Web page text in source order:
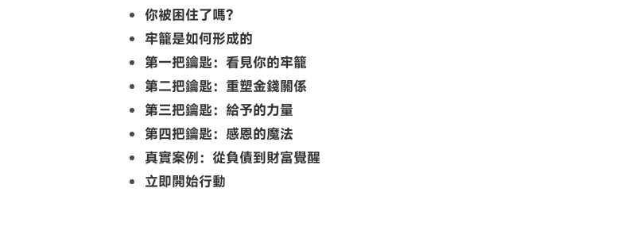
你被困住了嗎？
牢籠是如何形成的
第一把鑰匙：看見你的牢籠
第二把鑰匙：重塑金錢關係
第三把鑰匙：給予的力量
第四把鑰匙：感恩的魔法
真實案例：從負債到財富覺醒
立即開始行動